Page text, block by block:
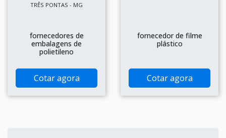
TRÊS PONTAS - MG
fornecedores de
embalagens de
polietileno
Cotar agora
fornecedor de filme
plástico
Cotar agora